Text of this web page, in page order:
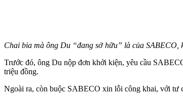
Chai bia mà ông Du “đang sở hữu” là của
Trước đó, ông Du nộp đơn khởi kiện, yêu cầu
triệu đồng.
Ngoài ra, còn buộc SABECO xin lỗi công khai, với tư